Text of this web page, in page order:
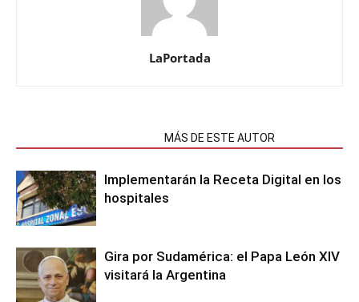
LaPortada
MÁS DE ESTE AUTOR
Implementarán la Receta Digital en los
hospitales
Gira por Sudamérica: el Papa León XIV
visitará la Argentina